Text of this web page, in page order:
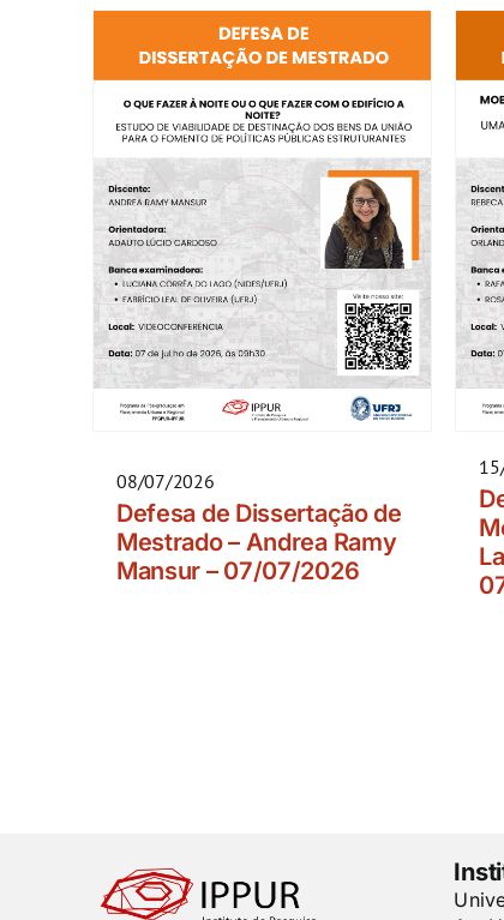
08/07/2026
Defesa de Dissertação de
Mestrado – Andrea Ramy
Mansur – 07/07/2026